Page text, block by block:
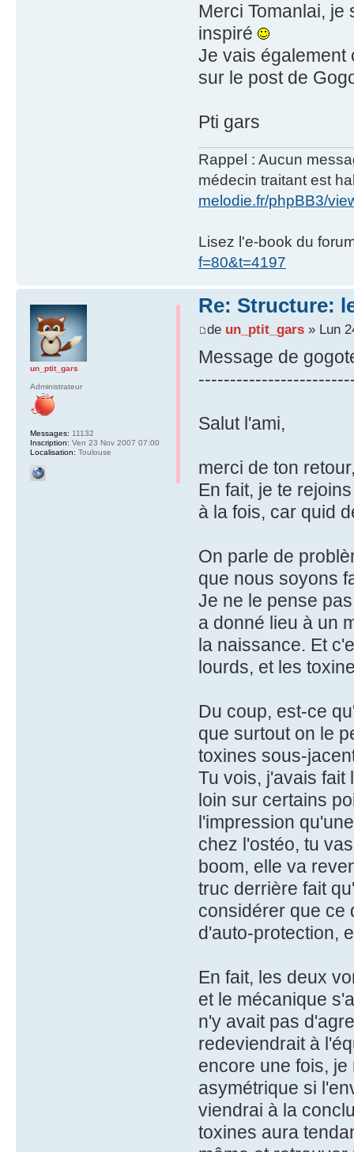
Merci Tomanlai,
inspiré
Je vais également
sur le post de
Pti gars
Rappel : Aucun
médecin traitant est
melodie.fr/phpBB3/
Lisez l'e-book du
f=80&t=4197
Re: Structure:
de un_ptit_gars» Lun
Message de
Salut l'ami,
merci de ton
En fait, je te
à la fois, car quid
On parle de
que nous soyons
Je ne le pense
a donné lieu à un
la naissance. Et
lourds, et les
Du coup, est-ce
que surtout on le
toxines sous-
Tu vois, j'avais fait
loin sur certains
l'impression
chez l'ostéo, tu
boom, elle va
truc derrière fait
considérer que ce
d'auto-protection,
En fait, les deux
et le mécanique
n'y avait pas
redeviendrait à
encore une fois,
asymétrique si
viendrai à la
toxines aura
un_ptit_gars
Administrateur
Messages: 11132
Inscription: Ven 23 Nov 2007 07:00
Localisation: Toulouse